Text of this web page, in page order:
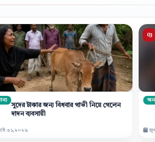
সুদের টাকার জন্য বিধবার গাভী নিয়ে গেলেন
দাদন ব্যবসায়ী
৩১,২০২৬